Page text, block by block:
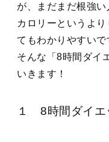
が、まだまだ根強い
カロリーというよ
てもわかりやすいで
そんな「8時間ダイ
いきます！
１ 8時間ダイエ